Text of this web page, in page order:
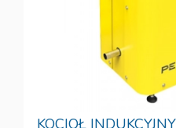
KOCIOŁ